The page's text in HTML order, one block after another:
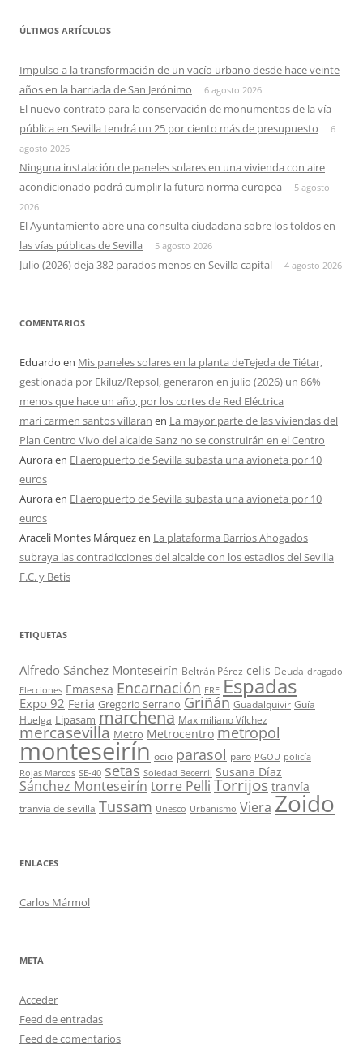
ÚLTIMOS ARTÍCULOS
Impulso a la transformación de un vacío urbano desde hace veinte
años en la barriada de San Jerónimo
6 agosto 2026
El nuevo contrato para la conservación de monumentos de la vía
pública en Sevilla tendrá un 25 por ciento más de presupuesto
6
agosto 2026
Ninguna instalación de paneles solares en una vivienda con aire
acondicionado podrá cumplir la futura norma europea
5 agosto
2026
El Ayuntamiento abre una consulta ciudadana sobre los toldos en
las vías públicas de Sevilla
5 agosto 2026
Julio (2026) deja 382 parados menos en Sevilla capital 4 agosto 2026
COMENTARIOS
Eduardo en Mis paneles solares en la planta deTejeda de Tiétar,
gestionada por Ekiluz/Repsol, generaron en julio (2026) un 86%
menos que hace un año, por los cortes de Red Eléctrica
mari carmen santos villaran en La mayor parte de las viviendas del
Plan Centro Vivo del alcalde Sanz no se construirán en el Centro
Auroraen El aeropuerto de Sevilla subasta una avioneta por 10
euros
Auroraen El aeropuerto de Sevilla subasta una avioneta por 10
euros
Araceli Montes Márquezen La plataforma Barrios Ahogados
subraya las contradicciones del alcalde con los estadios del Sevilla
F.C. y Betis
ETIQUETAS
Alfredo Sánchez Monteseirín Beltrán Pérez celis Deuda dragado
Elecciones Emasesa Encarnación ERE Espadas
Expo 92 Feria Gregorio Serrano Griñán Guadalquivir Guía
Huelga Lipasam marchena Maximiliano Vílchez
mercasevilla Metro Metrocentro metropol
monteseirín ocio parasol paro PGOU policía
Rojas Marcos SE-40 setas Soledad Becerril Susana Díaz
Sánchez Monteseirín torre Pelli Torrijos tranvía
tranvía de sevilla Tussam Unesco Urbanismo Viera Zoido
ENLACES
Carlos Mármol
META
Acceder
Feed de entradas
Feed de comentarios